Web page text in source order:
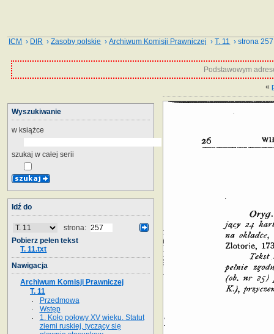
ICM › DIR ›Zasoby polskie ›Archiwum Komisji Prawniczej ›T. 11 › strona 257
Podstawowym
«
Wyszukiwanie
w książce
szukaj w całej serii
Idź do
strona:
Pobierz pełen tekst
T. 11.txt
Nawigacja
Archiwum Komisji Prawniczej
T. 11
Przedmowa
Wstęp
1. Koło połowy XV wieku. Statut
ziemi ruskiej, tyczący się